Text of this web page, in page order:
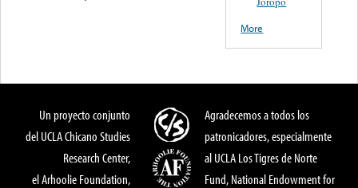
More
Un proyecto conjunto
del UCLA Chicano Studies
Research Center,
el Arhoolie Foundation,
Agradecemos a todos los
patronicadores, especialmente
al UCLA Los Tigres de Norte
Fund, National Endowment for